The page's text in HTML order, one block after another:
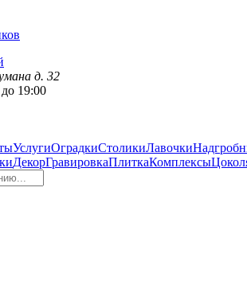
д. 32
19:00
УслугиОградкиСтоликиЛавочки
ДекорГравировкаПлиткаКомплексы